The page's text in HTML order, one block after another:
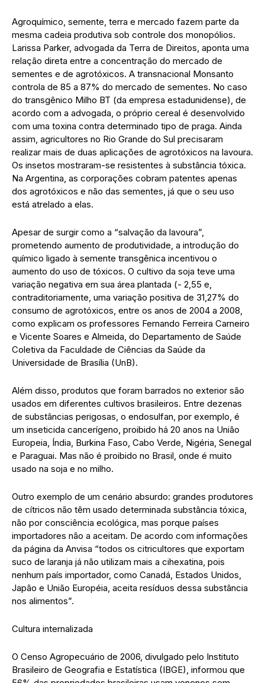
Agroquímico, semente, terra e mercado fazem parte da
mesma cadeia produtiva sob controle dos monopólios.
Larissa Parker, advogada da Terra de Direitos, aponta uma
relação direta entre a concentração do mercado de
sementes e de agrotóxicos. A transnacional Monsanto
controla de 85 a 87% do mercado de sementes. No caso
do transgênico Milho BT (da empresa estadunidense), de
acordo com a advogada, o próprio cereal é desenvolvido
com uma toxina contra determinado tipo de praga. Ainda
assim, agricultores no Rio Grande do Sul precisaram
realizar mais de duas aplicações de agrotóxicos na lavoura.
Os insetos mostraram-se resistentes à substância tóxica.
Na Argentina, as corporações cobram patentes apenas
dos agrotóxicos e não das sementes, já que o seu uso
está atrelado a elas.
Apesar de surgir como a “salvação da lavoura”,
prometendo aumento de produtividade, a introdução do
químico ligado à semente transgênica incentivou o
aumento do uso de tóxicos. O cultivo da soja teve uma
variação negativa em sua área plantada (- 2,55 e,
contraditoriamente, uma variação positiva de 31,27% do
consumo de agrotóxicos, entre os anos de 2004 a 2008,
como explicam os professores Fernando Ferreira Carneiro
e Vicente Soares e Almeida, do Departamento de Saúde
Coletiva da Faculdade de Ciências da Saúde da
Universidade de Brasília (UnB).
Além disso, produtos que foram barrados no exterior são
usados em diferentes cultivos brasileiros. Entre dezenas
de substâncias perigosas, o endosulfan, por exemplo, é
um inseticida cancerígeno, proibido há 20 anos na União
Europeia, Índia, Burkina Faso, Cabo Verde, Nigéria, Senegal
e Paraguai. Mas não é proibido no Brasil, onde é muito
usado na soja e no milho.
Outro exemplo de um cenário absurdo: grandes produtores
de cítricos não têm usado determinada substância tóxica,
não por consciência ecológica, mas porque países
importadores não a aceitam. De acordo com informações
da página da Anvisa “todos os citricultores que exportam
suco de laranja já não utilizam mais a cihexatina, pois
nenhum país importador, como Canadá, Estados Unidos,
Japão e União Européia, aceita resíduos dessa substância
nos alimentos”.
Cultura internalizada
O Censo Agropecuário de 2006, divulgado pelo Instituto
Brasileiro de Geografia e Estatística (IBGE), informou que